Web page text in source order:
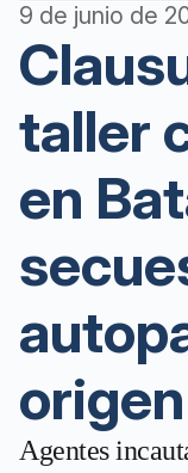
9 de junio de
taller
en
Agentes